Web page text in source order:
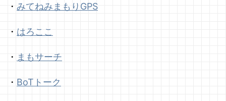
・ みてねみまもりGPS
・ はろここ
・ まもサーチ
・ BoTトーク